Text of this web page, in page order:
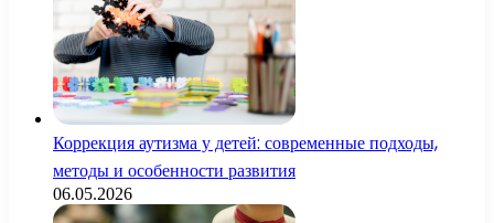
Коррекция аутизма у детей: современные подходы,
методы и особенности развития
06.05.2026